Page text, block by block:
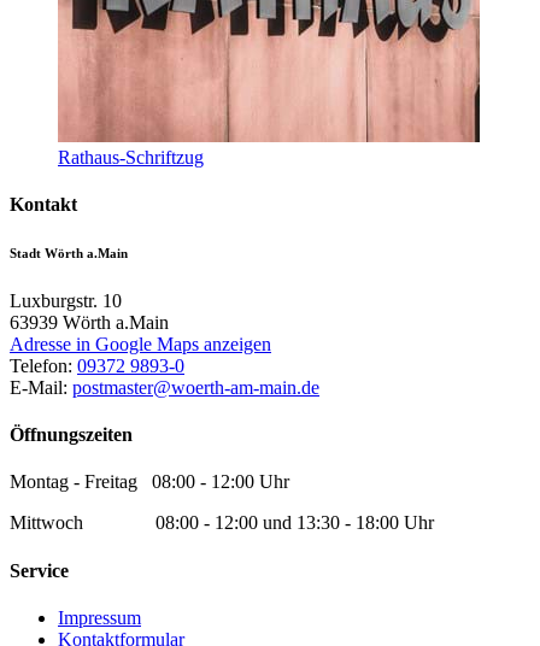
Rathaus-Schriftzug
Kontakt
Stadt Wörth a.Main
Luxburgstr. 10
63939 Wörth a.Main
Adresse in Google Maps anzeigen
Telefon: 09372 9893-0
E-Mail: postmaster@woerth-am-main.de
Öffnungszeiten
Montag - Freitag 08:00 - 12:00 Uhr
Mittwoch 08:00 - 12:00 und 13:30 - 18:00 Uhr
Service
Impressum
Kontaktformular